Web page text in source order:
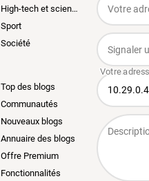
High-tech et sciences
Sport
Société
Top des blogs
Communautés
Nouveaux blogs
Annuaire des blogs
Offre Premium
Fonctionnalités